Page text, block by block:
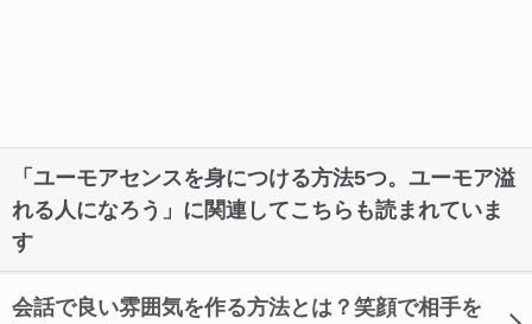
「ユーモアセンスを身につける方法5つ。ユーモア溢
れる人になろう」に関連してこちらも読まれていま
す
会話で良い雰囲気を作る方法とは？笑顔で相手を